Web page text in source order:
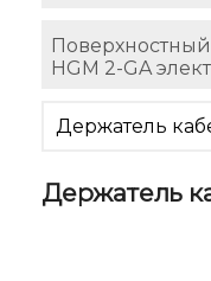
Поверхностный
HGM 2-GA
Держатель
Держатель